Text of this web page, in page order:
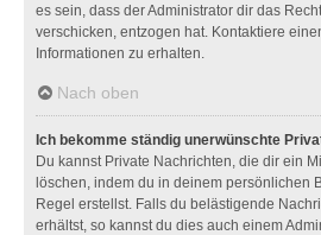
es sein, dass der Administrator dir das
verschicken, entzogen hat. Kontaktiere
Informationen zu erhalten.
Nach oben
Ich bekomme ständig unerwünschte
Du kannst Private Nachrichten, die dir ein
löschen, indem du in deinem persönlichen
Regel erstellst. Falls du belästigende
erhältst, so kannst du dies auch einem